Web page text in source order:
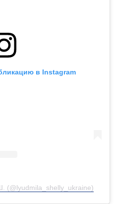
в Instagram
(@lyudmila_shelly_ukraine)